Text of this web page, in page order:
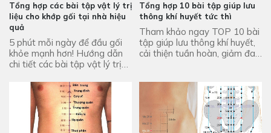
Tổng hợp các bài tập vật lý trị
liệu cho khớp gối tại nhà hiệu
quả
5 phút mỗi ngày để đầu gối
khỏe mạnh hơn! Hướng dẫn
chi tiết các bài tập vật lý trị
thực hiện. Xem ngay!
Tổng hợp 10 bài tập giúp lưu
thông khí huyết tức thì
Tham khảo ngay TOP 10 bài
tập giúp lưu thông khí huyết,
cải thiện tuần hoàn, giảm đau
giản, ai cũng ...